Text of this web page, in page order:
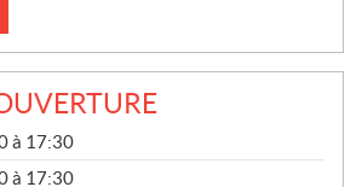
à 17:30
à 17:30